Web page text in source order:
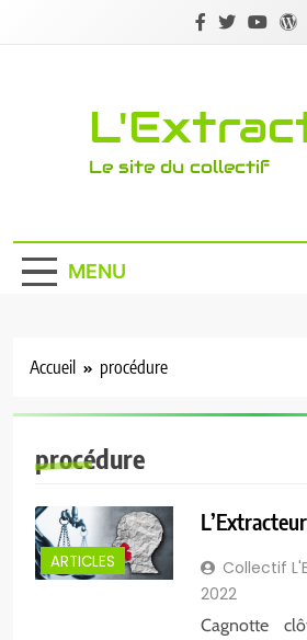
Le site du collectif
MENU
Accueil procédure
procédure
ARTICLES Collectif
2022
Cagnotte